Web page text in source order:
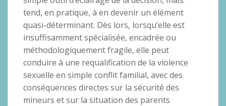
tend, en pratique, à en devenir un élément
quasi-déterminant. Dès lors, lorsqu’elle est
insuffisamment spécialisée, encadrée ou
méthodologiquement fragile, elle peut
conduire à une requalification de la violence
sexuelle en simple conflit familial, avec des
conséquences directes sur la sécurité des
mineurs et sur la situation des parents